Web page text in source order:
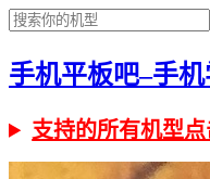
手机平板吧–手
支持的所有机型